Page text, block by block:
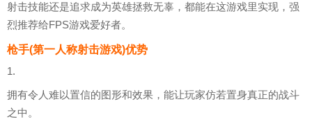
射击技能还是追求成为英雄拯救无辜，都能在这游戏里实现，强
烈推荐给FPS游戏爱好者。
枪手(第一人称射击游戏)优势
1.
拥有令人难以置信的图形和效果，能让玩家仿若置身真正的战斗
之中。